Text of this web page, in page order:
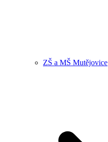
ZŠ a MŠ Mutějovice